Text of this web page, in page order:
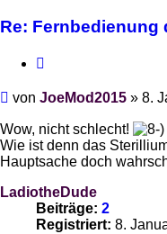
Re: Fernbedienung
Beitrag
von JoeMod2015 » 8.
Wow, nicht schlecht!
Wie ist denn das
Hauptsache doch
LadiotheDude
Beiträge: 2
Registriert: 8.